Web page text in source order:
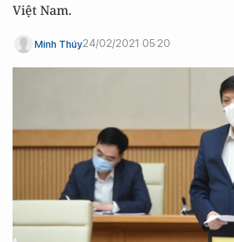
Việt Nam.
Minh Thúy24/02/2021 05:20